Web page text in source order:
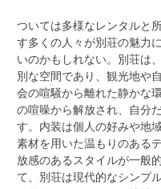
ついては多様なレンタルと
す多くの人々が別荘の魅力
いのかもしれない。別荘は
別な空間であり、観光地や
会の喧騒から離れた静かな
の喧噪から解放され、自分
す。内装は個人の好みや地
素材を用いた温もりのある
放感のあるスタイルが一般
て、別荘は現代的なシンプ